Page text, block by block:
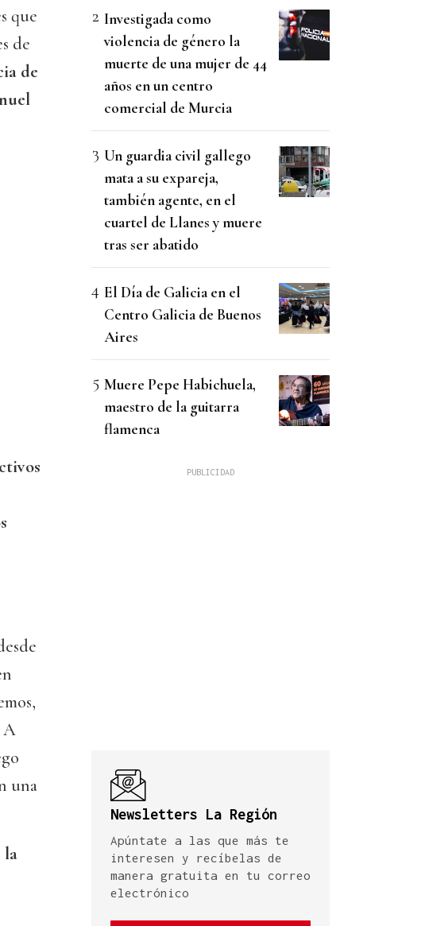
que
de
de
A
una
la
Investigada como
violencia de género la
muerte de una mujer de 44
años en un centro
comercial de Murcia
Un guardia civil gallego
mata a su expareja,
también agente, en el
cuartel de Llanes y muere
tras ser abatido
El Día de Galicia en el
Centro Galicia de Buenos
Aires
Muere Pepe Habichuela,
maestro de la guitarra
flamenca
Newsletters La Región
Apúntate a las que más te
interesen y recíbelas de
manera gratuita en tu correo
electrónico